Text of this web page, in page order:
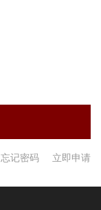
忘记密码 立即申请